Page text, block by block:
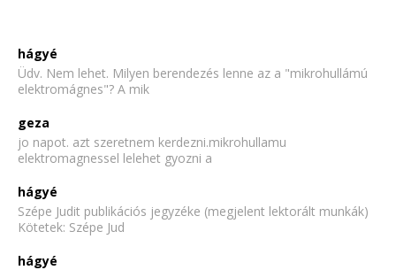
hágyé
Üdv. Nem lehet. Milyen berendezés lenne az a "mikrohullámú
elektromágnes"? A mik
geza
jo napot. azt szeretnem kerdezni.mikrohullamu
elektromagnessel lelehet gyozni a
hágyé
Szépe Judit publikációs jegyzéke (megjelent lektorált munkák)
Kötetek: Szépe Jud
hágyé